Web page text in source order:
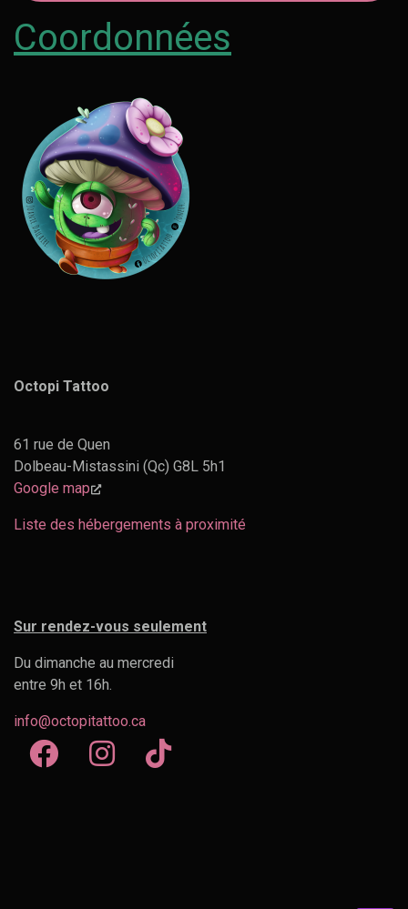
Coordonnées
Octopi Tattoo
61 rue de Quen
Dolbeau-Mistassini (Qc) G8L 5h1
Google map
Liste des hébergements à proximité
Sur rendez-vous seulement
Du dimanche au mercredi
entre 9h et 16h.
info@octopitattoo.ca